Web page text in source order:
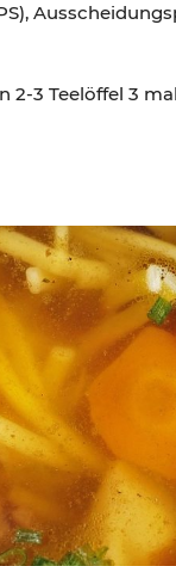
2-3 Teelöffel 3